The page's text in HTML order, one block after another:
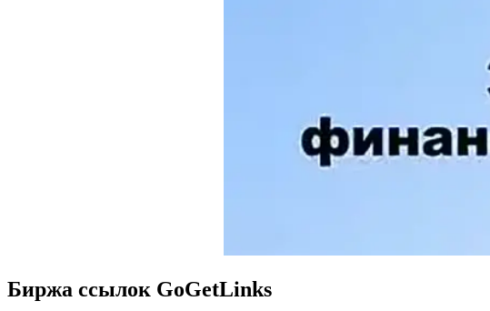
Биржа ссылок GoGetLinks